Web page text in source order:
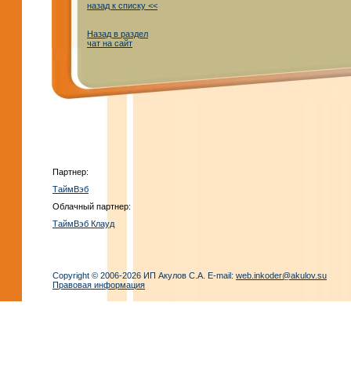
назад к списку <<
Назад в раздел
чат на сайт
Партнер:
ТаймВэб
Облачный партнер:
ТаймВэб Клауд
Copyright © 2006-2026 ИП Акулов С.А. E-mail: web.inkoder@akulov.su
Правовая информация